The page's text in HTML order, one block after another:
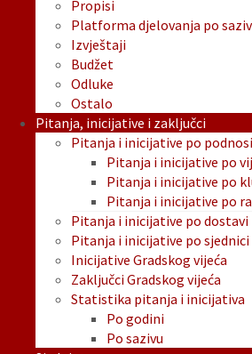
Propisi
Platforma djelovanja po
Izvještaji
Budžet
Odluke
Ostalo
Pitanja, inicijative i zaključci
Pitanja i inicijative po
Pitanja i inicijative po
Pitanja i inicijative po
Pitanja i inicijative po
Pitanja i inicijative po dostavi
Pitanja i inicijative po sjednici
Inicijative Gradskog vijeća
Zaključci Gradskog vijeća
Statistika pitanja i inicijativa
Po godini
Po sazivu